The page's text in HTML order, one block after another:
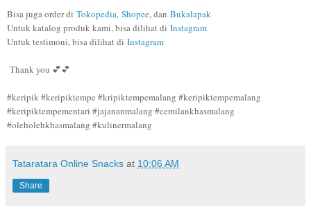
Bisa juga order di Tokopedia, Shopee, dan Bukalapak
Untuk katalog produk kami, bisa dilihat di Instagram
Untuk testimoni, bisa dilihat di Instagram
Thank you 💕💕
#keripik #keripiktempe #kripiktempemalang #keripiktempemalang
#keripiktempementari #jajananmalang #cemilankhasmalang
#oleholehkhasmalang #kulinermalang
Tataratara Online Snacks at 10:06 AM
Share